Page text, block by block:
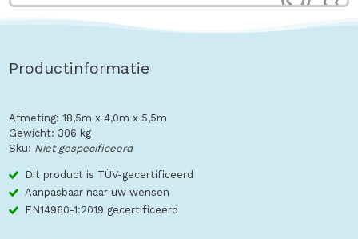
Productinformatie
Afmeting: 18,5m x 4,0m x 5,5m
Gewicht: 306 kg
Sku: Niet gespecificeerd
Dit product is TÜV-gecertificeerd
Aanpasbaar naar uw wensen
EN14960-1:2019 gecertificeerd